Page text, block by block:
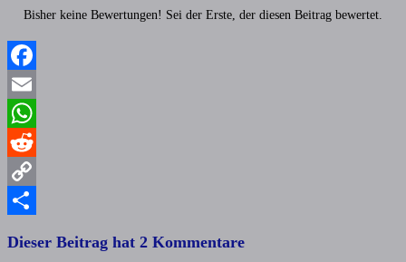
Bisher keine Bewertungen! Sei der Erste, der diesen Beitrag bewertet.
Facebook
Email
WhatsApp
Reddit
Copy
Dieser Beitrag hat 2 Kommentare